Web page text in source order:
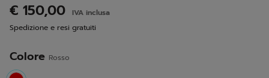
Stesso
link
alla
€ 150,00
IVA inclusa
Spedizione e resi gratuiti
Colore Rosso